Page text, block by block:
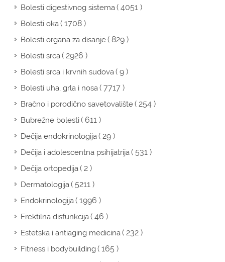
Bolesti digestivnog sistema( 4051 )
Bolesti oka( 1708 )
Bolesti organa za disanje( 829 )
Bolesti srca( 2926 )
Bolesti srca i krvnih sudova( 9 )
Bolesti uha, grla i nosa( 7717 )
Bračno i porodično savetovalište( 254 )
Bubrežne bolesti( 611 )
Dečija endokrinologija( 29 )
Dečija i adolescentna psihijatrija( 531 )
Dečija ortopedija( 2 )
Dermatologija( 5211 )
Endokrinologija( 1996 )
Erektilna disfunkcija( 46 )
Estetska i antiaging medicina( 232 )
Fitness i bodybuilding( 165 )